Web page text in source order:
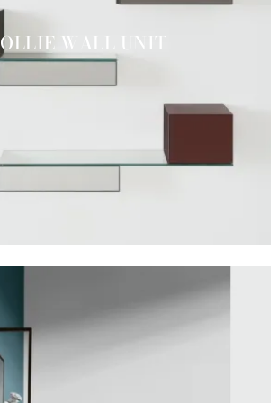
OLLIE WALL UNIT